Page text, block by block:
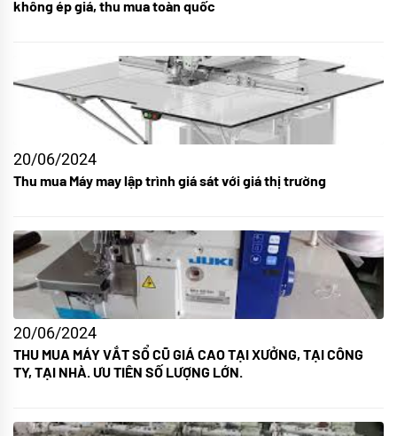
không ép giá, thu mua toàn quốc
20/06/2024
Thu mua Máy may lập trình giá sát với giá thị trường
20/06/2024
THU MUA MÁY VẮT SỔ CŨ GIÁ CAO TẠI XƯỞNG, TẠI CÔNG
TY, TẠI NHÀ. ƯU TIÊN SỐ LƯỢNG LỚN.